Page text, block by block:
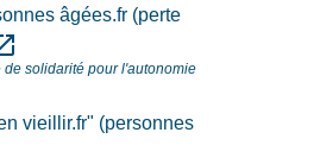
âgées.fr (perte
solidarité pour l'autonomie
vieillir.fr" (personnes